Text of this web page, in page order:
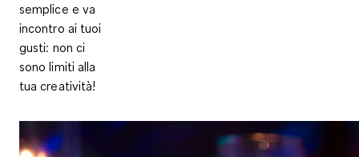
semplice e va
incontro ai tuoi
gusti: non ci
sono limiti alla
tua creatività!